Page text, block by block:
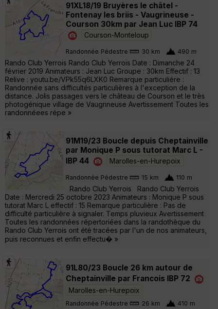
91XL18/19 Bruyères le châtel -
Fontenay les briis - Vaugrineuse -
Courson 30km par Jean Luc IBP 74
Courson-Monteloup
Randonnée Pédestre 30 km 490 m
Rando Club Yerrois Rando Club Yerrois Date : Dimanche 24
février 2019 Animateurs : Jean Luc Groupe : 30km Effectif : 13
Relive : youtu.be/VPk55q6LXK0 Remarque particuliére :
Randonnée sans difficultés particulières à l'exception de la
distance. Jolis passages vers le château de Courson et le très
photogénique village de Vaugrineuse Avertissement Toutes les
randonnéees répe »
91M19/23 Boucle depuis Cheptainville
par Monique P sous tutorat Marc L -
IBP 44
Marolles-en-Hurepoix
Randonnée Pédestre 15 km 110 m
Rando Club Yerrois Rando Club Yerrois
Date : Mercredi 25 octobre 2023 Animateurs : Monique P sous
tutorat Marc L effectif : 15 Remarque particulière : Pas de
difficulté particulière à signaler. Temps pluvieux Avertissement
Toutes les randonnées répertoriées dans la randothèque du
Rando Club Yerrois ont été tracées par l'un de nos animateurs,
puis reconnues et enfin effectu� »
91L80/23 Boucle 26 km autour de
Cheptainville par Francois IBP 72
Marolles-en-Hurepoix
Randonnée Pédestre 26 km 410 m